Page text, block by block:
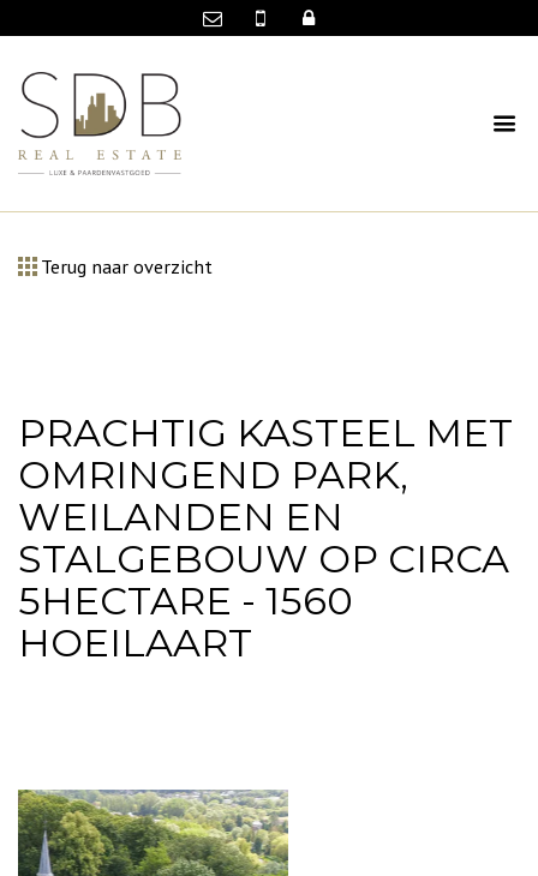
Terug naar overzicht
PRACHTIG KASTEEL MET
OMRINGEND PARK,
WEILANDEN EN
STALGEBOUW OP CIRCA
5HECTARE - 1560
HOEILAART